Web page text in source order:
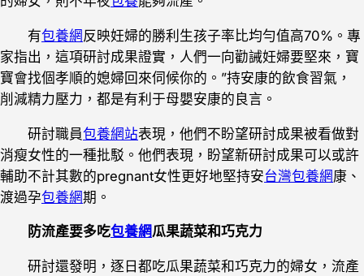
有包養網 反映妊婦的勝利生孩子率比均勻值高70%。專
家指出，這項研討成果證實，人們一向勸誡妊婦要堅來，寶
寶會找個孝順的媳婦回來伺候你的。”持安康的飲食習氣，
削減精力壓力，都是有利于母嬰安康的良言。
研討職員包養網站表現，他們不盼望研討成果被看做對
消瘦女性的一種批駁。他們表現，盼望新研討成果可以或許
輔助不計其數的pregnant女性更好地堅持安台灣包養網康、
渡過孕包養網期。
防流產要多吃包養網瓜果蔬菜和巧克力
研討還發明，逐日都吃瓜果蔬菜和巧克力的婦女，流產